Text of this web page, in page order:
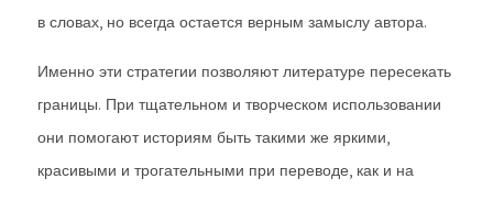
в словах, но всегда остается верным замыслу автора.
Именно эти стратегии позволяют литературе пересекать
границы. При тщательном и творческом использовании
они помогают историям быть такими же яркими,
красивыми и трогательными при переводе, как и на